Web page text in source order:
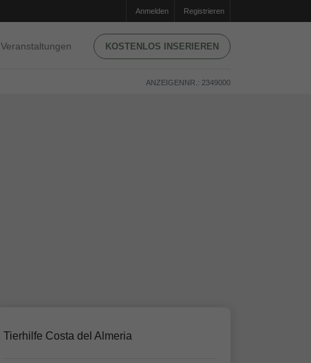
Anmelden Registrieren
Veranstaltungen KOSTENLOS INSERIEREN
ANZEIGENNR.: 2349000
Tierhilfe Costa del Almeria